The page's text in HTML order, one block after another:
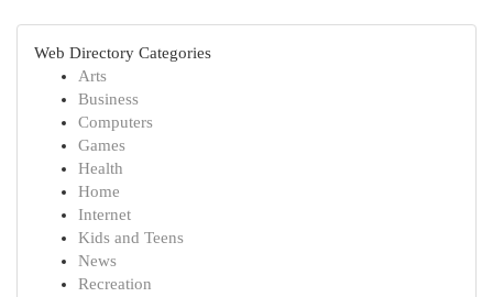
Web Directory Categories
Arts
Business
Computers
Games
Health
Home
Internet
Kids and Teens
News
Recreation